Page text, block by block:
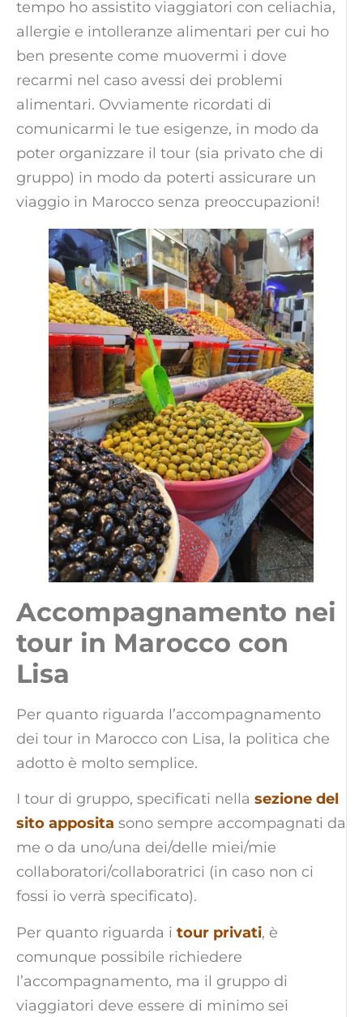
tempo ho assistito viaggiatori con celiachia,
allergie e intolleranze alimentari per cui ho
ben presente come muovermi i dove
recarmi nel caso avessi dei problemi
alimentari. Ovviamente ricordati di
comunicarmi le tue esigenze, in modo da
poter organizzare il tour (sia privato che di
gruppo) in modo da poterti assicurare un
viaggio in Marocco senza preoccupazioni!
Accompagnamento nei
tour in Marocco con
Lisa
Per quanto riguarda l’accompagnamento
dei tour in Marocco con Lisa, la politica che
adotto è molto semplice.
I tour di gruppo, specificati nella sezione del
sito apposita sono sempre accompagnati da
me o da uno/una dei/delle miei/mie
collaboratori/collaboratrici (in caso non ci
fossi io verrà specificato).
Per quanto riguarda i tour privati, è
comunque possibile richiedere
l’accompagnamento, ma il gruppo di
viaggiatori deve essere di minimo sei